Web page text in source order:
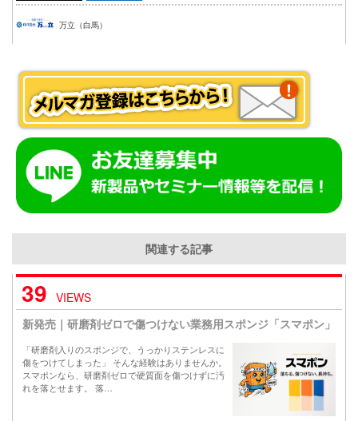
万立（白馬）
関連する記事
39 VIEWS
新発売｜研磨剤ゼロで傷つけない業務用スポンジ「スマポン」
「研磨剤入りのスポンジで、うっかりステンレスに
傷をつけてしまった」 そんな経験はありませんか。
スマポンなら、研磨剤ゼロで硬質面を傷つけずに汚
れを落とせます。 落…